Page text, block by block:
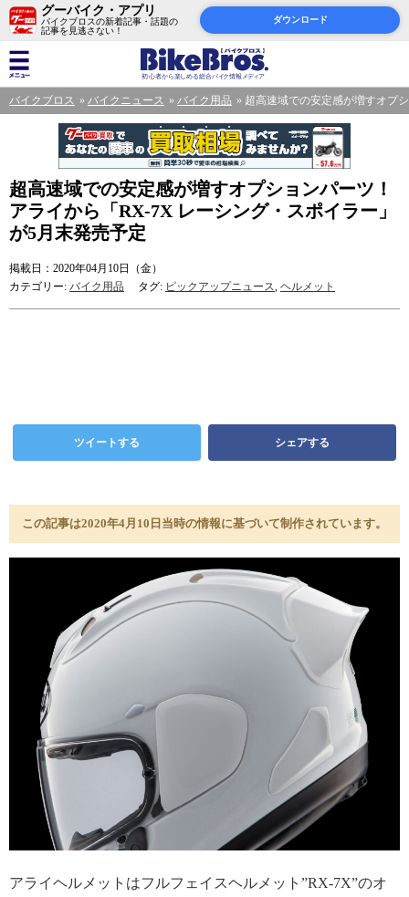
グーバイク・アプリ
バイクブロスの新着記事・話題の
記事を見逃さない！
ダウンロード
バイクブロス バイクニュース バイク用品 超高速域での安定感が増すオプ
超高速域での安定感が増すオプションパーツ！
アライから「RX-7X レーシング・スポイラー」
が5月末発売予定
掲載日：2020年04月10日（金）
カテゴリー: バイク用品 タグ: ピックアップニュース, ヘルメット
ツイートする シェアする
この記事は2020年4月10日当時の情報に基づいて制作されています。
アライヘルメットはフルフェイスヘルメット”RX-7X”のオ